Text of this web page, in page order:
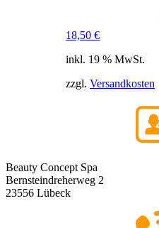
18,50 €
inkl. 19 % MwSt.
zzgl. Versandkosten
Beauty Concept Spa
Bernsteindreherweg 2
23556 Lübeck